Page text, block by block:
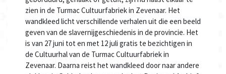
zien in de Turmac Cultuurfabriek in Zevenaar. Het
wandkleed licht verschillende verhalen uit die een beeld
geven van de slavernijgeschiedenis in de provincie. Het
is van 27 juni tot en met 12 juli gratis te bezichtigen in
de Cultuurhal van de Turmac Cultuurfabriek in
Zevenaar. Daarna reist het wandkleed door naar andere